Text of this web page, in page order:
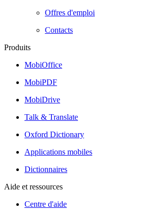
Offres d'emploi
Contacts
Produits
MobiOffice
MobiPDF
MobiDrive
Talk & Translate
Oxford Dictionary
Applications mobiles
Dictionnaires
Aide et ressources
Centre d'aide